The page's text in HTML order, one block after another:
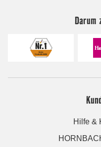
Darum
Hilfe &